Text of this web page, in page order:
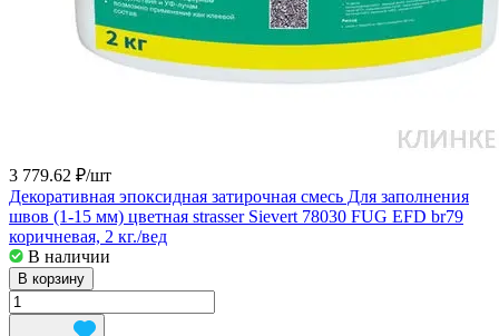
3 779.62 ₽/шт
Декоративная эпоксидная затирочная смесь Для заполнения
швов (1-15 мм) цветная strasser Sievert 78030 FUG EFD br79
коричневая, 2 кг./вед
В наличии
В корзину